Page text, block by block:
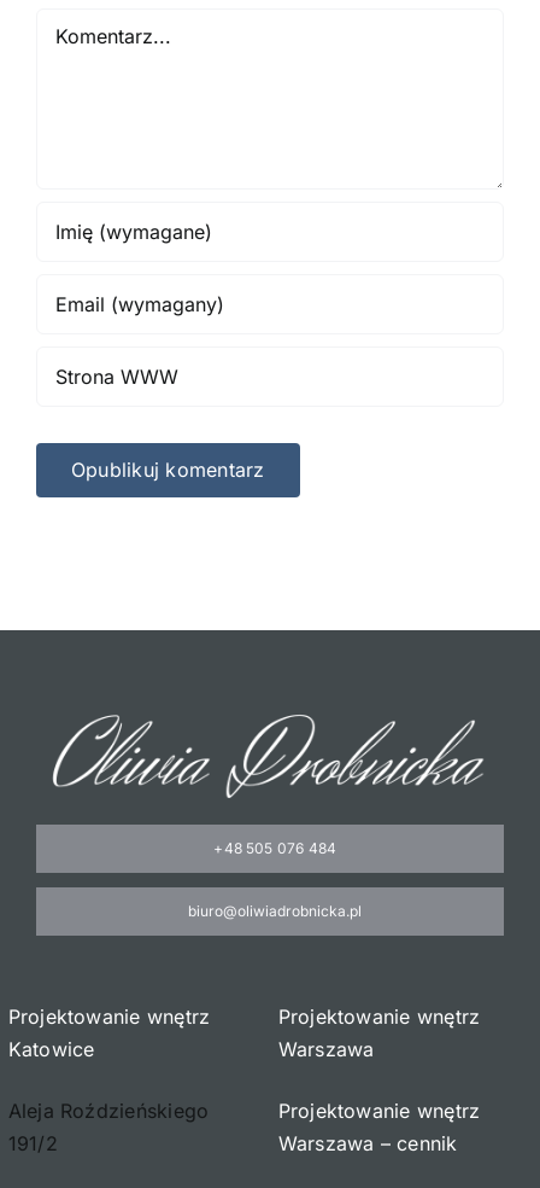
+48 505 076 484
biuro@oliwiadrobnicka.pl
Projektowanie wnętrz
Katowice
Aleja Roździeńskiego
191/2
Projektowanie wnętrz
Warszawa
Projektowanie wnętrz
Warszawa – cennik